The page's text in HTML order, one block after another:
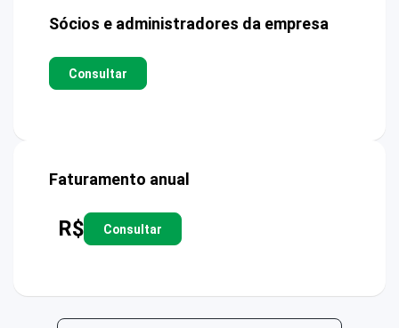
Sócios e administradores da empresa
Consultar
Faturamento anual
R$ Consultar